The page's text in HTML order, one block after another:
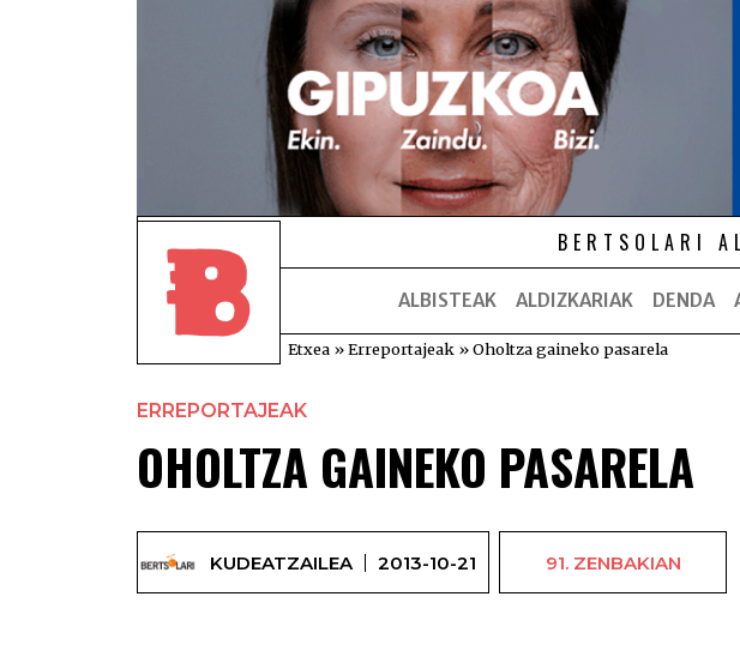
BERTSOLARI
ALBISTEAK ALDIZKARIAK DENDA
Etxea »Erreportajeak »Oholtza gaineko pasarela
ERREPORTAJEAK
OHOLTZA GAINEKO PASARELA
KUDEATZAILEA 2013-10-21 91. ZENBAKIAN